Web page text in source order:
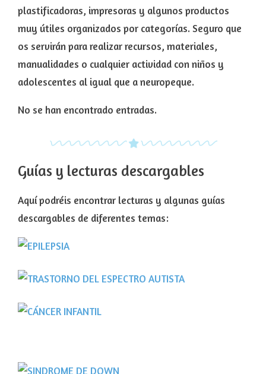
plastificadoras, impresoras y algunos productos
muy útiles organizados por categorías. Seguro que
os servirán para realizar recursos, materiales,
manualidades o cualquier actividad con niños y
adolescentes al igual que a neuropeque.
No se han encontrado entradas.
Guías y lecturas descargables
Aquí podréis encontrar lecturas y algunas guías
descargables de diferentes temas: